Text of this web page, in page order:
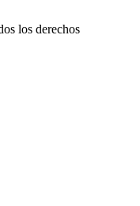
los derechos